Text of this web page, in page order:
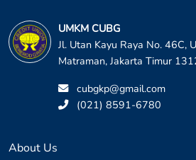
UMKM CUBG
Jl. Utan Kayu Raya No. 46C,
Matraman, Jakarta Timur
cubgkp@gmail.com
(021) 8591-6780
About Us